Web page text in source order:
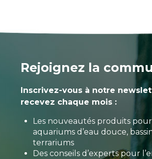
Rejoignez la
Inscrivez-vous à notre
recevez chaque mois :
Les nouveautés produits pour
aquariums d’eau douce,
terrariums
Des conseils d’experts pour